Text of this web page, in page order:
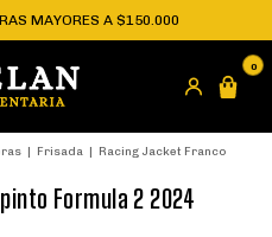
MAYORES A $150.000
0
| Frisada | Racing Jacket Franco
Formula 2 2024